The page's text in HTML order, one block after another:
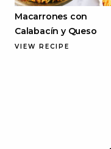
Macarrones con
Calabacín y Queso
VIEW RECIPE